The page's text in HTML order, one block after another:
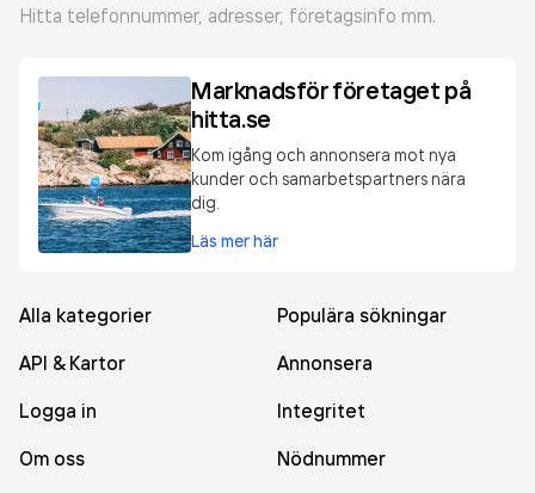
Hitta telefonnummer, adresser, företagsinfo mm.
Marknadsför företaget på
hitta.se
Kom igång och annonsera mot nya
kunder och samarbetspartners nära
dig.
Läs mer här
Alla kategorier
Populära sökningar
API & Kartor
Annonsera
Logga in
Integritet
Om oss
Nödnummer